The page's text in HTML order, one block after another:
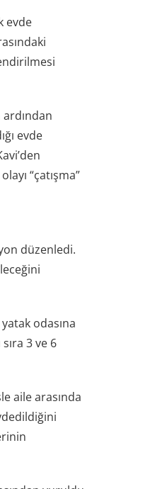
evde
evde
“çatışma”
düzenledi.
odasına
3 ve 6
aile arasında